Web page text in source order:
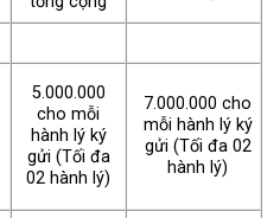
5.000.000
cho mỗi
hành lý ký
gửi (Tối đa
02 hành lý)
7.000.000 cho
mỗi hành lý ký
gửi (Tối đa 02
hành lý)